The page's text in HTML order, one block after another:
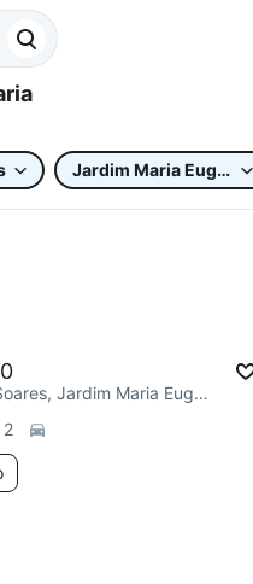
Jardim Maria Eugênia
R. Atanázio Soares, Jardim Maria Eugênia
2